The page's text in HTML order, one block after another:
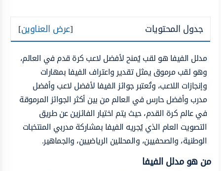
جدول المحتويات [عرض العناوين]
مدلل الفيفا هو لقب يُمنح لأفضل لاعب كرة قدم في العالم،
وهو لقب مرموق يمثل تقدير واعتراف الفيفا بمهارات
وإنجازات اللاعب، وتُعتبر جوائز الفيفا لأفضل لاعب وأفضل
مدرب وأفضل حارس في العالم من بين أكثر الجوائز المرموقة
في عالم كرة القدم، حيث يتم اختيار الفائزين عن طريق
التصويت العام الذي يُجريه الفيفا بمشاركة مدربي المنتخبات
الوطنية، والصحفيين، والمحللين الرياضيين، والجماهير.
من هو مدلل الفيفا